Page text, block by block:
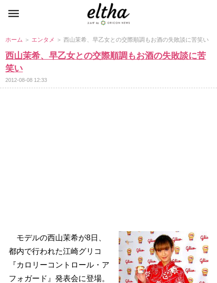
ホーム ＞ エンタメ ＞ 西山茉希、早乙女との交際順調もお酒の失敗談に苦笑い
西山茉希、早乙女との交際順調もお酒の失敗談に苦
笑い
2012-08-08 12:33
モデルの西山茉希が8日、
都内で行われた江崎グリコ
『カロリーコントロール・ア
フォガード』発表会に登場。